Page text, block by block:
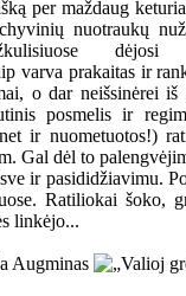
per maždaug
nuotraukų
dėjosi
varva prakaitas ir
o dar neišsinėrei iš
posmelis ir
ir nuometuotos!)
Gal dėl to
ir pasididžiavimu.
Ratiliokai šoko,
linkėjo...